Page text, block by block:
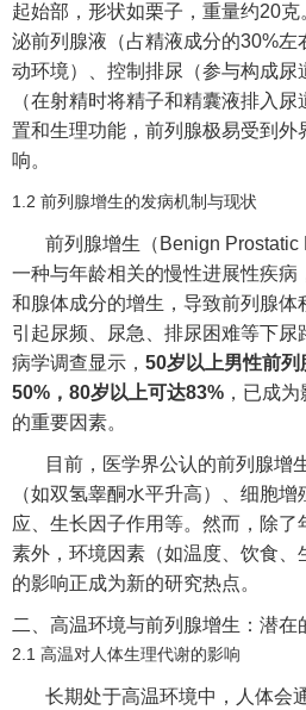
起始部，形状如栗子，重量约20
泌前列腺液（占精液成分的30%左
动环境）、控制排尿（参与构成尿
（在射精时将精子和精囊液排入
置和生理功能，前列腺极易受到外
响。
1.2 前列腺增生的发病机制与现状
前列腺增生（Benign
一种与年龄相关的慢性进展性疾病
和腺体成分的增生，导致前列腺体
引起尿频、尿急、排尿困难等下
病学调查显示， 50岁以上男性前
50%，80岁以上可达83% ，已成
的重要因素。
目前，医学界公认的前列腺增
（如双氢睾酮水平升高）、细胞
应、生长因子作用等。然而，除了
素外，环境因素（如温度、饮食、
的影响正成为新的研究热点。
二、高温环境与前列腺增生：潜在
2.1 高温对人体生理代谢的影响
长期处于高温环境中，人体会